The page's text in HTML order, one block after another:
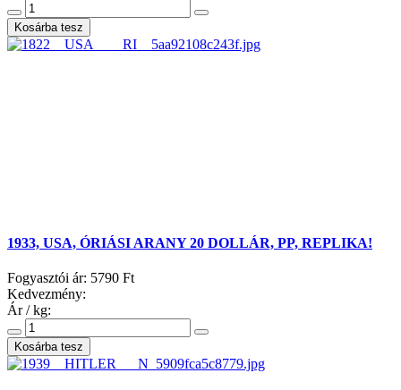
1933, USA, ÓRIÁSI ARANY 20 DOLLÁR, PP, REPLIKA!
Fogyasztói ár: 5790 Ft
Kedvezmény:
Ár / kg: